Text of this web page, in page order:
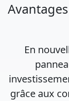
En
grâce aux